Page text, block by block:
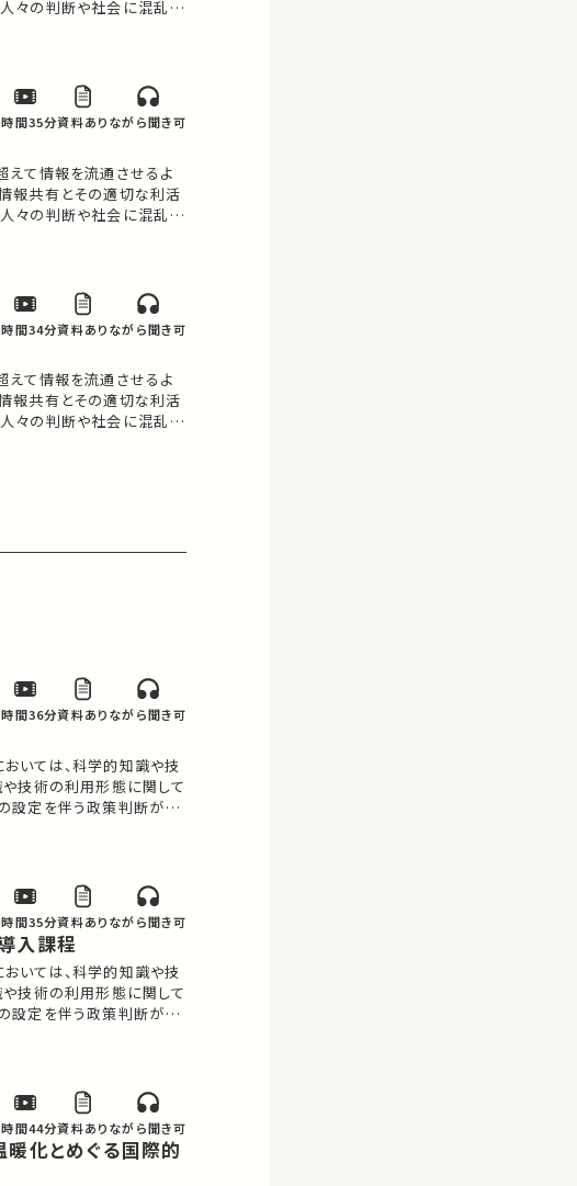
々の判断や社会に混乱を
はまさに「情報爆発」が
間35分資料ありながら聞き可
えて情報を流通させるよ
報共有とその適切な利活
々の判断や社会に混乱を
はまさに「情報爆発」が
間34分資料ありながら聞き可
えて情報を流通させるよ
報共有とその適切な利活
々の判断や社会に混乱を
はまさに「情報爆発」が
間36分資料ありながら聞き可
いては、科学的知識や技
や技術の利用形態に関して
設定を伴う政策判断が埋
具体的事例も交えなが
間35分資料ありながら聞き可
導入課程
いては、科学的知識や技
や技術の利用形態に関して
設定を伴う政策判断が埋
具体的事例も交えなが
間44分資料ありながら聞き可